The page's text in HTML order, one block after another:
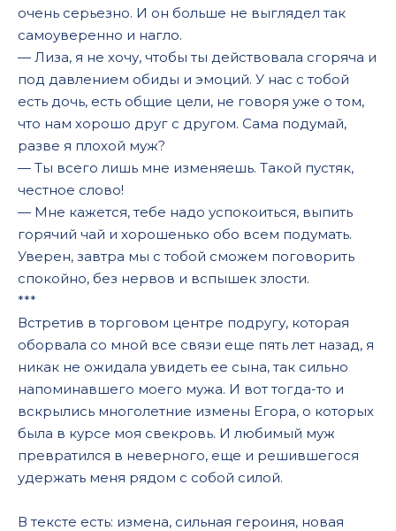
очень серьезно. И он больше не выглядел так
самоуверенно и нагло.
— Лиза, я не хочу, чтобы ты действовала сгоряча и
под давлением обиды и эмоций. У нас с тобой
есть дочь, есть общие цели, не говоря уже о том,
что нам хорошо друг с другом. Сама подумай,
разве я плохой муж?
— Ты всего лишь мне изменяешь. Такой пустяк,
честное слово!
— Мне кажется, тебе надо успокоиться, выпить
горячий чай и хорошенько обо всем подумать.
Уверен, завтра мы с тобой сможем поговорить
спокойно, без нервов и вспышек злости.
***
Встретив в торговом центре подругу, которая
оборвала со мной все связи еще пять лет назад, я
никак не ожидала увидеть ее сына, так сильно
напоминавшего моего мужа. И вот тогда-то и
вскрылись многолетние измены Егора, о которых
была в курсе моя свекровь. И любимый муж
превратился в неверного, еще и решившегося
удержать меня рядом с собой силой.
В тексте есть: измена, сильная героиня, новая